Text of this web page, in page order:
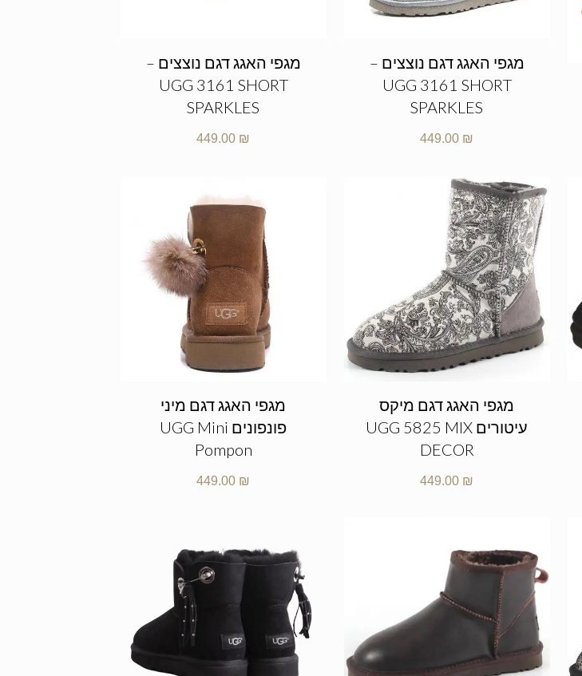
מגפי האגג דגם נוצצים –
UGG 3161 SHORT
SPARKLES
449.00 ₪
מגפי האגג דגם נוצצים –
UGG 3161 SHORT
SPARKLES
449.00 ₪
מגפי האגג דגם מיקס
עיטורים UGG 5825 MIX
DECOR
449.00 ₪
מגפי האגג דגם מיני
פונפונים UGG Mini
Pompon
449.00 ₪